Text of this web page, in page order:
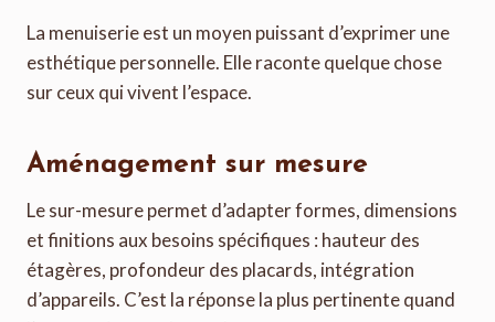
La menuiserie est un moyen puissant d’exprimer une
esthétique personnelle. Elle raconte quelque chose
sur ceux qui vivent l’espace.
Aménagement sur mesure
Le sur-mesure permet d’adapter formes, dimensions
et finitions aux besoins spécifiques : hauteur des
étagères, profondeur des placards, intégration
d’appareils. C’est la réponse la plus pertinente quand